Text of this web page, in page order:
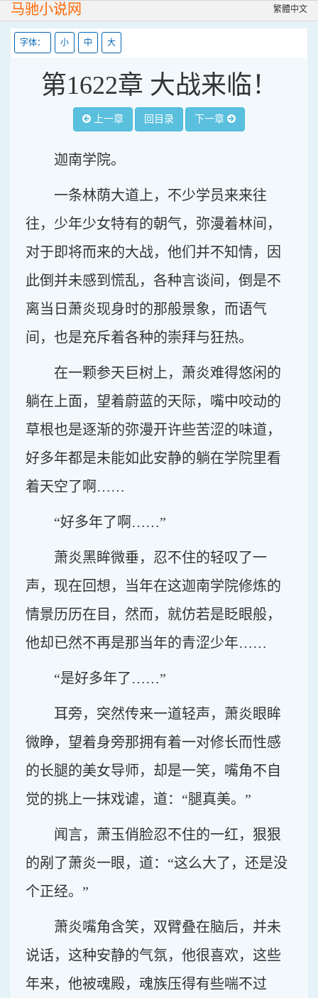
马驰小说网 繁體中文
字体： 小 中 大
第1622章 大战来临！
上一章 回目录 下一章
迦南学院。
一条林荫大道上，不少学员来来往
往，少年少女特有的朝气，弥漫着林间，
对于即将而来的大战，他们并不知情，因
此倒并未感到慌乱，各种言谈间，倒是不
离当日萧炎现身时的那般景象，而语气
间，也是充斥着各种的崇拜与狂热。
在一颗参天巨树上，萧炎难得悠闲的
躺在上面，望着蔚蓝的天际，嘴中咬动的
草根也是逐渐的弥漫开许些苦涩的味道，
好多年都是未能如此安静的躺在学院里看
着天空了啊……
“好多年了啊……”
萧炎黑眸微垂，忍不住的轻叹了一
声，现在回想，当年在这迦南学院修炼的
情景历历在目，然而，就仿若是眨眼般，
他却已然不再是那当年的青涩少年……
“是好多年了……”
耳旁，突然传来一道轻声，萧炎眼眸
微睁，望着身旁那拥有着一对修长而性感
的长腿的美女导师，却是一笑，嘴角不自
觉的挑上一抹戏谑，道：“腿真美。”
闻言，萧玉俏脸忍不住的一红，狠狠
的剐了萧炎一眼，道：“这么大了，还是没
个正经。”
萧炎嘴角含笑，双臂叠在脑后，并未
说话，这种安静的气氛，他很喜欢，这些
年来，他被魂殿，魂族压得有些喘不过